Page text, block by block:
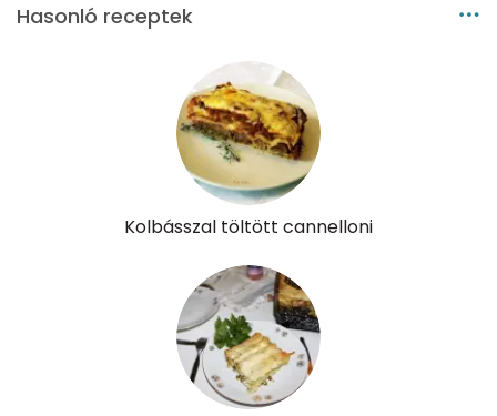
Hasonló receptek
Kolbásszal töltött cannelloni